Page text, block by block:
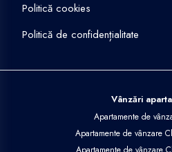
Politică cookies
Politică de confidențialitate
Vânzări
Apartamente de
Apartamente de vânzare